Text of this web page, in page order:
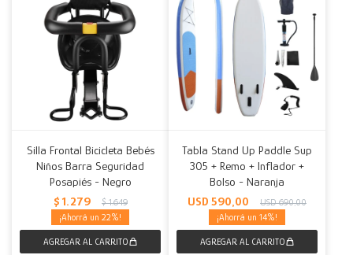
Silla Frontal Bicicleta Bebés
Niños Barra Seguridad
Posapiés - Negro
$ 1.279 $ 1.649
22
Tabla Stand Up Paddle Sup
305 + Remo + Inflador +
Bolso - Naranja
USD 590,00 USD 690,00
14